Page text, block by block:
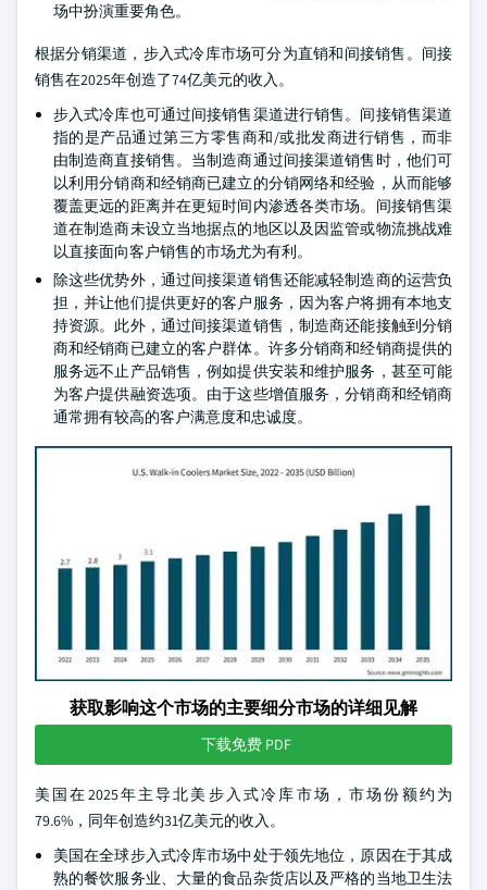
场中扮演重要角色。
根据分销渠道，步入式冷库市场可分为直销和间接销售。间接
销售在2025年创造了74亿美元的收入。
步入式冷库也可通过间接销售渠道进行销售。间接销售渠道
指的是产品通过第三方零售商和/或批发商进行销售，而非
由制造商直接销售。当制造商通过间接渠道销售时，他们可
以利用分销商和经销商已建立的分销网络和经验，从而能够
覆盖更远的距离并在更短时间内渗透各类市场。间接销售渠
道在制造商未设立当地据点的地区以及因监管或物流挑战难
以直接面向客户销售的市场尤为有利。
除这些优势外，通过间接渠道销售还能减轻制造商的运营负
担，并让他们提供更好的客户服务，因为客户将拥有本地支
持资源。此外，通过间接渠道销售，制造商还能接触到分销
商和经销商已建立的客户群体。许多分销商和经销商提供的
服务远不止产品销售，例如提供安装和维护服务，甚至可能
为客户提供融资选项。由于这些增值服务，分销商和经销商
通常拥有较高的客户满意度和忠诚度。
获取影响这个市场的主要细分市场的详细见解
下载免费 PDF
美国在2025年主导北美步入式冷库市场，市场份额约为
79.6%，同年创造约31亿美元的收入。
美国在全球步入式冷库市场中处于领先地位，原因在于其成
熟的餐饮服务业、大量的食品杂货店以及严格的当地卫生法